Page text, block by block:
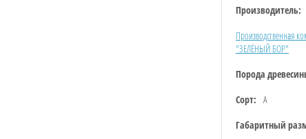
Производитель:
Производственная
"ЗЕЛЁНЫЙ БОР"
Порода
Сорт: А
Габаритный